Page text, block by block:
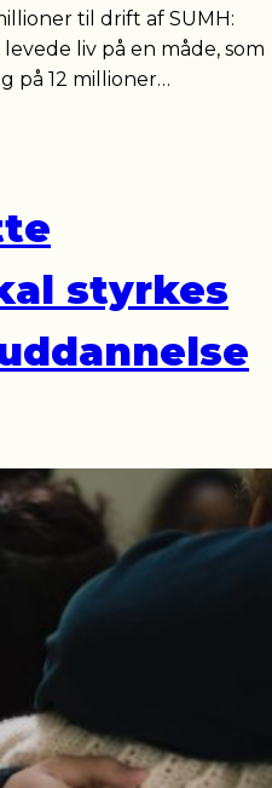
til drift af SUMH:
liv på en måde, som
på 12 millioner…
styrkes